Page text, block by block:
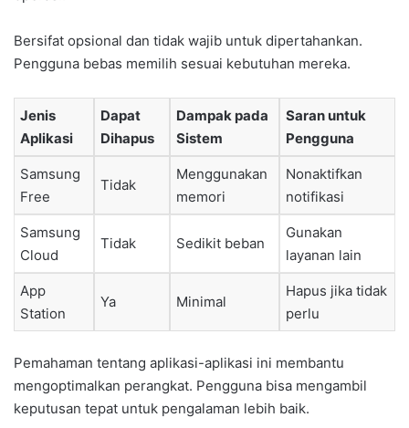
Bersifat opsional dan tidak wajib untuk dipertahankan.
Pengguna bebas memilih sesuai kebutuhan mereka.
Jenis
Aplikasi
Dapat
Dihapus
Dampak pada
Sistem
Saran untuk
Pengguna
Samsung
Free
Tidak
Menggunakan
memori
Nonaktifkan
notifikasi
Samsung
Cloud
Tidak Sedikit beban
Gunakan
layanan lain
App
Station
Ya Minimal
Hapus jika tidak
perlu
Pemahaman tentang aplikasi-aplikasi ini membantu
mengoptimalkan perangkat. Pengguna bisa mengambil
keputusan tepat untuk pengalaman lebih baik.